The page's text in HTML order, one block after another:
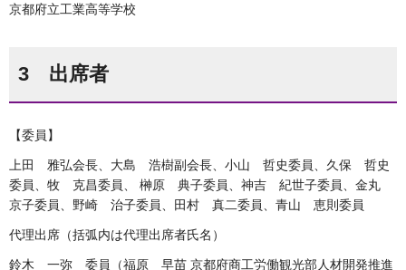
京都府立工業高等学校
3 出席者
【委員】
上田 雅弘会長、大島 浩樹副会長、小山 哲史委員、久保 哲史
委員、牧 克昌委員、 榊原 典子委員、神吉 紀世子委員、金丸
京子委員、野崎 治子委員、田村 真二委員、青山 恵則委員
代理出席（括弧内は代理出席者氏名）
鈴木 一弥 委員（福原 早苗 京都府商工労働観光部人材開発推進